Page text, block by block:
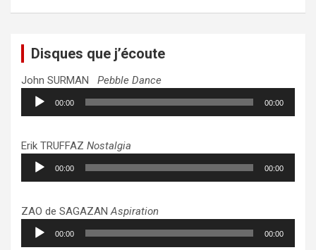
Disques que j’écoute
John SURMAN Pebble Dance
Lecteur
audio
00:00 00:00
Erik TRUFFAZ Nostalgia
Lecteur
audio
00:00 00:00
ZAO de SAGAZANAspiration
Lecteur
audio
00:00 00:00